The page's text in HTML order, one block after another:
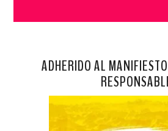
ADHERIDO AL